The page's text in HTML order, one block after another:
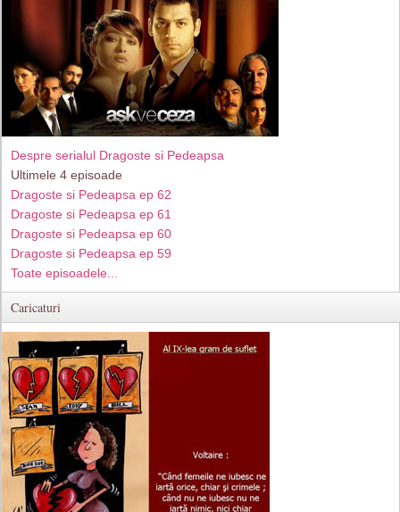
Despre serialul Dragoste si Pedeapsa
Ultimele 4 episoade
Dragoste si Pedeapsa ep 62
Dragoste si Pedeapsa ep 61
Dragoste si Pedeapsa ep 60
Dragoste si Pedeapsa ep 59
Toate episoadele...
Caricaturi